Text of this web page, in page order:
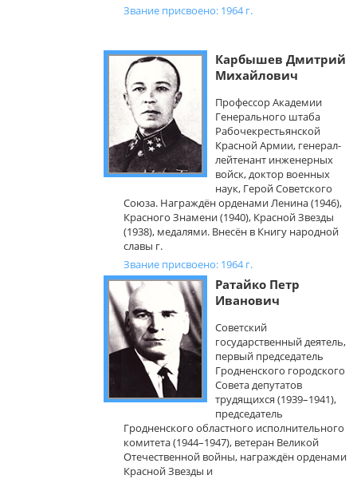
Звание присвоено: 1964 г.
Карбышев Дмитрий
Михайлович
Профессор Академии
Генерального штаба
Рабочекрестьянской
Красной Армии, генерал-
лейтенант инженерных
войск, доктор военных
наук, Герой Советского
Союза. Награждён орденами Ленина (1946),
Красного Знамени (1940), Красной Звезды
(1938), медалями. Внесён в Книгу народной
славы г.
Звание присвоено: 1964 г.
Ратайко Петр
Иванович
Советский
государственный деятель,
первый председатель
Гродненского городского
Совета депутатов
трудящихся (1939–1941),
председатель
Гродненского областного исполнительного
комитета (1944–1947), ветеран Великой
Отечественной войны, награждён орденами
Красной Звезды и